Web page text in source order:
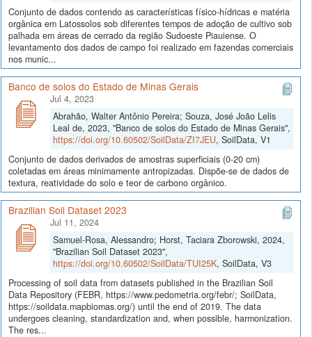
Conjunto de dados contendo as características físico-hídricas e matéria
orgânica em Latossolos sob diferentes tempos de adoção de cultivo sob
palhada em áreas de cerrado da região Sudoeste Piauiense. O
levantamento dos dados de campo foi realizado em fazendas comerciais
nos munic...
Banco de solos do Estado de Minas Gerais
Jul 4, 2023
Abrahão, Walter Antônio Pereira; Souza, José João Lelis
Leal de, 2023, "Banco de solos do Estado de Minas Gerais",
https://doi.org/10.60502/SoilData/ZI7JEU, SoilData, V1
Conjunto de dados derivados de amostras superficiais (0-20 cm)
coletadas em áreas minimamente antropizadas. Dispõe-se de dados de
textura, reatividade do solo e teor de carbono orgânico.
Brazilian Soil Dataset 2023
Jul 11, 2024
Samuel-Rosa, Alessandro; Horst, Taciara Zborowski, 2024,
"Brazilian Soil Dataset 2023",
https://doi.org/10.60502/SoilData/TUI25K, SoilData, V3
Processing of soil data from datasets published in the Brazilian Soil
Data Repository (FEBR, https://www.pedometria.org/febr/; SoilData,
https://soildata.mapbiomas.org/) until the end of 2019. The data
undergoes cleaning, standardization and, when possible, harmonization.
The res...